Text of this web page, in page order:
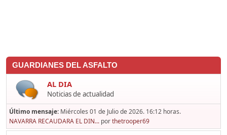
GUARDIANES DEL ASFALTO
AL DIA
Noticias de actualidad
Último mensaje: Miércoles 01 de Julio de 2026. 16:12 horas.
NAVARRA RECAUDARA EL DIN... porthetrooper69